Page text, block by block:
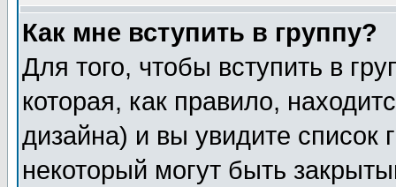
Как мне вступить в группу?
Для того, чтобы вступить в
которая, как правило,
дизайна) и вы увидите список
некоторый могут быть